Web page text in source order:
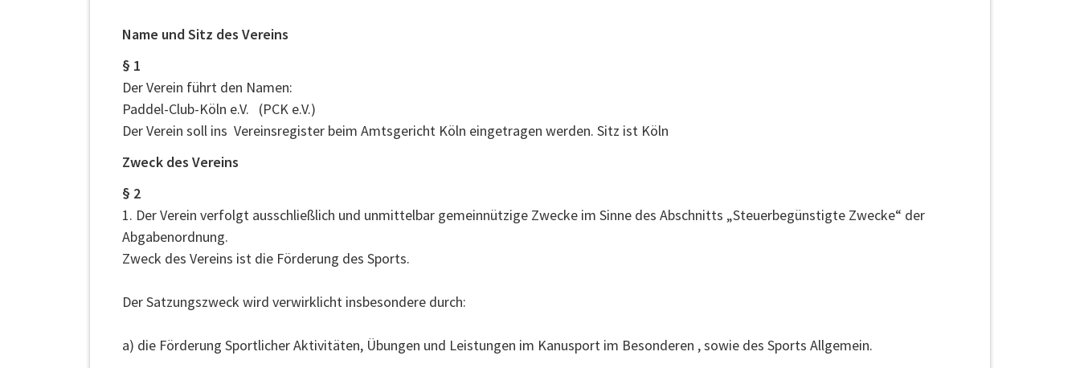
Name und Sitz des Vereins
§ 1
Der Verein führt den Namen:
Paddel-Club-Köln e.V. (PCK e.V.)
Der Verein soll ins Vereinsregister beim Amtsgericht Köln eingetragen werden. Sitz ist Köln
Zweck des Vereins
§ 2
1. Der Verein verfolgt ausschließlich und unmittelbar gemeinnützige Zwecke im Sinne des Abschnitts „Steuerbegünstigte Zwecke“ der
Abgabenordnung.
Zweck des Vereins ist die Förderung des Sports.
Der Satzungszweck wird verwirklicht insbesondere durch:
a) die Förderung Sportlicher Aktivitäten, Übungen und Leistungen im Kanusport im Besonderen , sowie des Sports Allgemein.